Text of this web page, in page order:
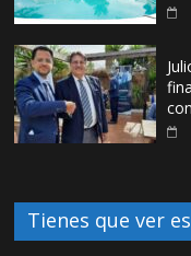
Tienes que ver